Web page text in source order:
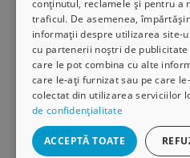
conținutul, reclamele și pentru a
traficul. De asemenea,
informații despre utilizarea site-
cu partenerii noștri de publicitate
care le pot combina cu alte
care le-ați furnizat sau pe care
colectat din utilizarea serviciilor
de confidențialitate
ACCEPTĂ TOATE
Comunitatea Hamangiu
Cum comand online
Modalități de plată
Livrarea produselor
SEAP/SICAP
Hartă site
Cariere